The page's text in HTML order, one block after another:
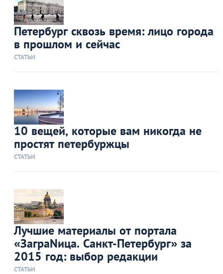
Петербург сквозь время: лицо города
в прошлом и сейчас
СТАТЬИ
10 вещей, которые вам никогда не
простят петербуржцы
СТАТЬИ
Лучшие материалы от портала
«ЗаграNица. Санкт-Петербург» за
2015 год: выбор редакции
СТАТЬИ